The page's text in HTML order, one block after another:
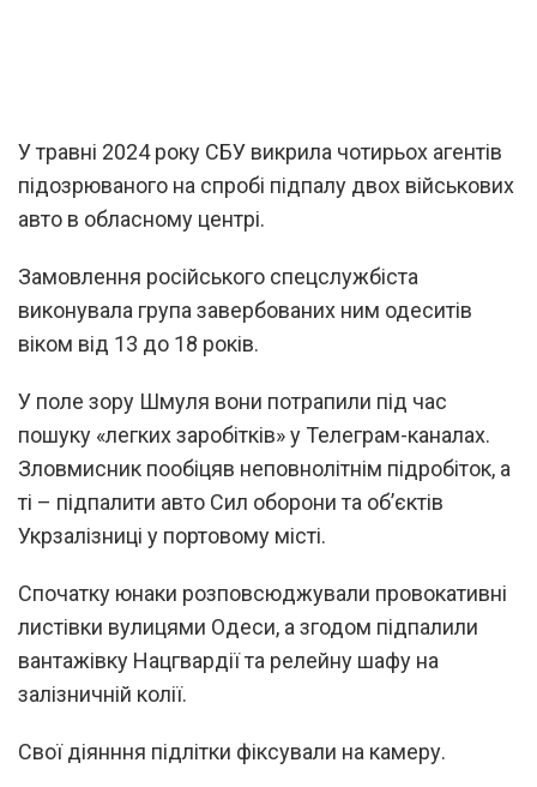
У травні 2024 року СБУ викрила чотирьох агентів
підозрюваного на спробі підпалу двох військових
авто в обласному центрі.
Замовлення російського спецслужбіста
виконувала група завербованих ним одеситів
віком від 13 до 18 років.
У поле зору Шмуля вони потрапили під час
пошуку «легких заробітків» у Телеграм-каналах.
Зловмисник пообіцяв неповнолітнім підробіток, а
ті – підпалити авто Сил оборони та об’єктів
Укрзалізниці у портовому місті.
Спочатку юнаки розповсюджували провокативні
листівки вулицями Одеси, а згодом підпалили
вантажівку Нацгвардії та релейну шафу на
залізничній колії.
Свої діянння підлітки фіксували на камеру.